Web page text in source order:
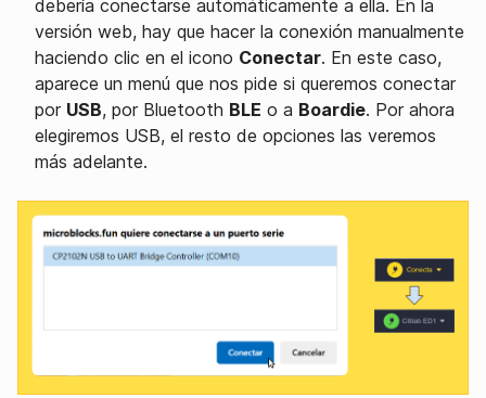
debería conectarse automáticamente a ella. En la
versión web, hay que hacer la conexión manualmente
haciendo clic en el icono Conectar. En este caso,
aparece un menú que nos pide si queremos conectar
por USB, por Bluetooth BLE o a Boardie. Por ahora
elegiremos USB, el resto de opciones las veremos
más adelante.